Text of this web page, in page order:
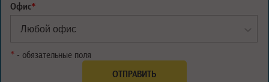
Офис*
* - обязательные поля